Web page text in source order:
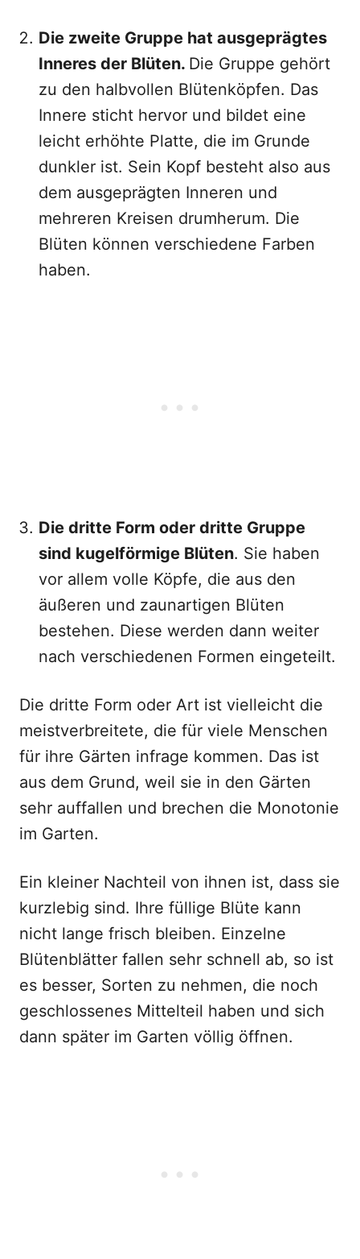
Die zweite Gruppe hat ausgeprägtes
Inneres der Blüten. Die Gruppe gehört
zu den halbvollen Blütenköpfen. Das
Innere sticht hervor und bildet eine
leicht erhöhte Platte, die im Grunde
dunkler ist. Sein Kopf besteht also aus
dem ausgeprägten Inneren und
mehreren Kreisen drumherum. Die
Blüten können verschiedene Farben
haben.
Die dritte Form oder dritte Gruppe
sind kugelförmige Blüten. Sie haben
vor allem volle Köpfe, die aus den
äußeren und zaunartigen Blüten
bestehen. Diese werden dann weiter
nach verschiedenen Formen eingeteilt.
Die dritte Form oder Art ist vielleicht die
meistverbreitete, die für viele Menschen
für ihre Gärten infrage kommen. Das ist
aus dem Grund, weil sie in den Gärten
sehr auffallen und brechen die Monotonie
im Garten.
Ein kleiner Nachteil von ihnen ist, dass sie
kurzlebig sind. Ihre füllige Blüte kann
nicht lange frisch bleiben. Einzelne
Blütenblätter fallen sehr schnell ab, so ist
es besser, Sorten zu nehmen, die noch
geschlossenes Mittelteil haben und sich
dann später im Garten völlig öffnen.